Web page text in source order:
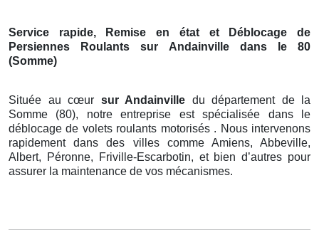
Service rapide, Remise en état et Déblocage de
Persiennes Roulants sur Andainville dans le 80
(Somme)
Située au cœur sur Andainville du département de la
Somme (80), notre entreprise est spécialisée dans le
déblocage de volets roulants motorisés . Nous intervenons
rapidement dans des villes comme Amiens, Abbeville,
Albert, Péronne, Friville-Escarbotin, et bien d’autres pour
assurer la maintenance de vos mécanismes.